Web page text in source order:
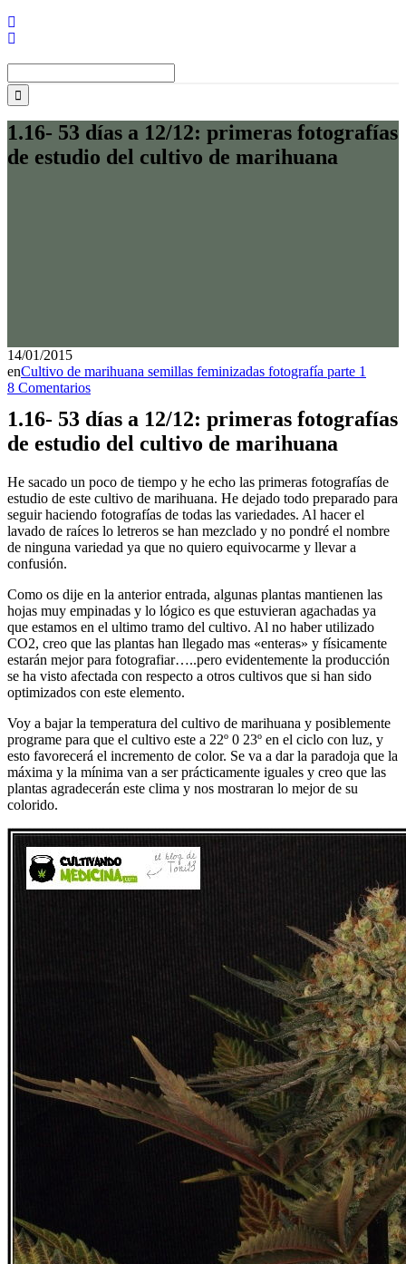
1.16- 53 días a 12/12: primeras fotografías
de estudio del cultivo de marihuana
14/01/2015
enCultivo de marihuana semillas feminizadas fotografía parte 1
8 Comentarios
1.16- 53 días a 12/12: primeras fotografías
de estudio del cultivo de marihuana
He sacado un poco de tiempo y he echo las primeras fotografías de
estudio de este cultivo de marihuana. He dejado todo preparado para
seguir haciendo fotografías de todas las variedades. Al hacer el
lavado de raíces lo letreros se han mezclado y no pondré el nombre
de ninguna variedad ya que no quiero equivocarme y llevar a
confusión.
Como os dije en la anterior entrada, algunas plantas mantienen las
hojas muy empinadas y lo lógico es que estuvieran agachadas ya
que estamos en el ultimo tramo del cultivo. Al no haber utilizado
CO2, creo que las plantas han llegado mas «enteras» y físicamente
estarán mejor para fotografiar…..pero evidentemente la producción
se ha visto afectada con respecto a otros cultivos que si han sido
optimizados con este elemento.
Voy a bajar la temperatura del cultivo de marihuana y posiblemente
programe para que el cultivo este a 22º 0 23º en el ciclo con luz, y
esto favorecerá el incremento de color. Se va a dar la paradoja que la
máxima y la mínima van a ser prácticamente iguales y creo que las
plantas agradecerán este clima y nos mostraran lo mejor de su
colorido.